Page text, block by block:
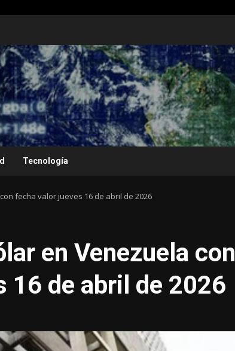
Tecnología
fecha valor jueves 16 de abril de 2026
en Venezuela con
16 de abril de 2026